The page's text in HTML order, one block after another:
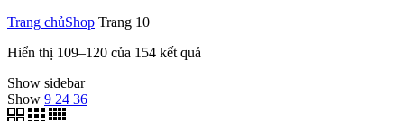
Trang chủShop Trang 10
Hiển thị 109–120 của 154 kết quả
Show sidebar
Show 9 24 36